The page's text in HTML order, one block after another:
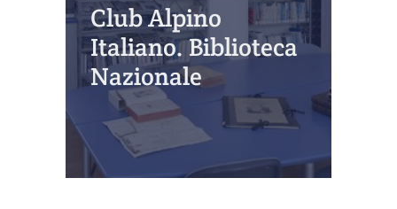
Club Alpino
Italiano. Biblioteca
Nazionale